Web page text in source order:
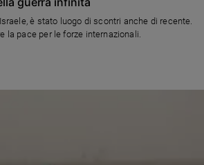
è stato luogo di scontri anche di recente.
la pace per le forze internazionali.